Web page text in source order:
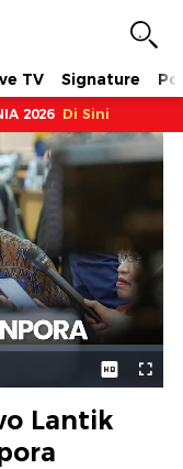
TV Signature
2026 Di Sini
Lantik